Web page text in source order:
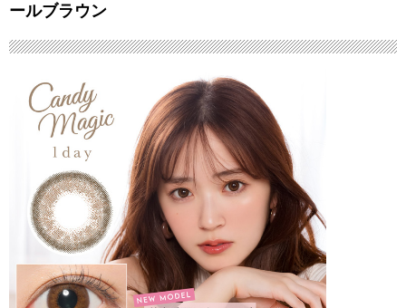
ールブラウン